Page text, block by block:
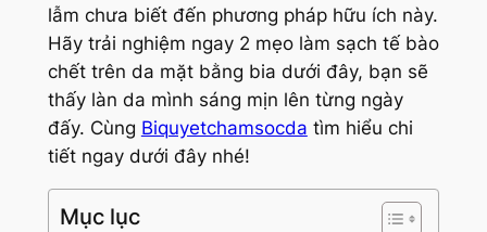
lẫm chưa biết đến phương pháp hữu ích này.
Hãy trải nghiệm ngay 2 mẹo làm sạch tế bào
chết trên da mặt bằng bia dưới đây, bạn sẽ
thấy làn da mình sáng mịn lên từng ngày
đấy. Cùng Biquyetchamsocda tìm hiểu chi
tiết ngay dưới đây nhé!
Mục lục